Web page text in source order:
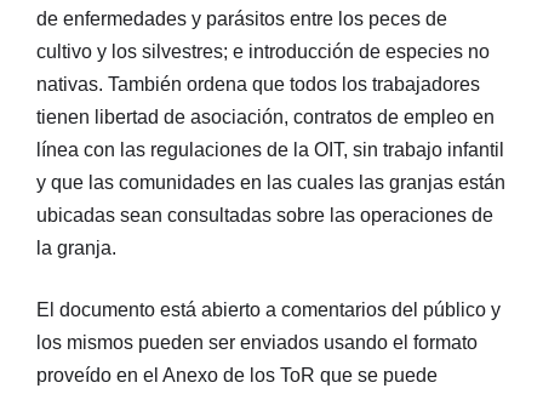
de enfermedades y parásitos entre los peces de
cultivo y los silvestres; e introducción de especies no
nativas. También ordena que todos los trabajadores
tienen libertad de asociación, contratos de empleo en
línea con las regulaciones de la OIT, sin trabajo infantil
y que las comunidades en las cuales las granjas están
ubicadas sean consultadas sobre las operaciones de
la granja.
El documento está abierto a comentarios del público y
los mismos pueden ser enviados usando el formato
proveído en el Anexo de los ToR que se puede